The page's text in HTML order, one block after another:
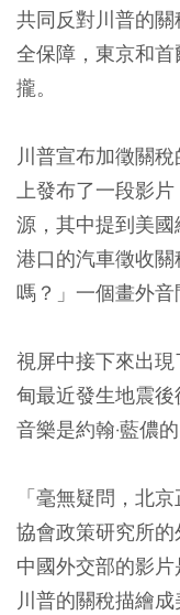
共同反對川普的
全保障，東京和
攏。
川普宣布加徵關
上發布了一段影
源，其中提到美
港口的汽車徵收
嗎？」一個畫外音
視屏中接下來出
甸最近發生地震
音樂是約翰·藍儂
「毫無疑問，北
協會政策研究所的
中國外交部的影
川普的關稅描繪